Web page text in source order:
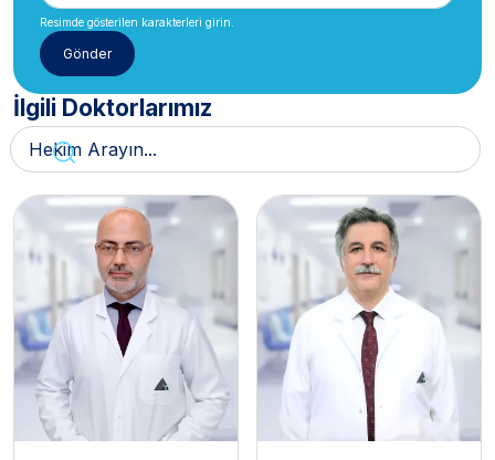
Resimde gösterilen karakterleri girin.
İlgili Doktorlarımız